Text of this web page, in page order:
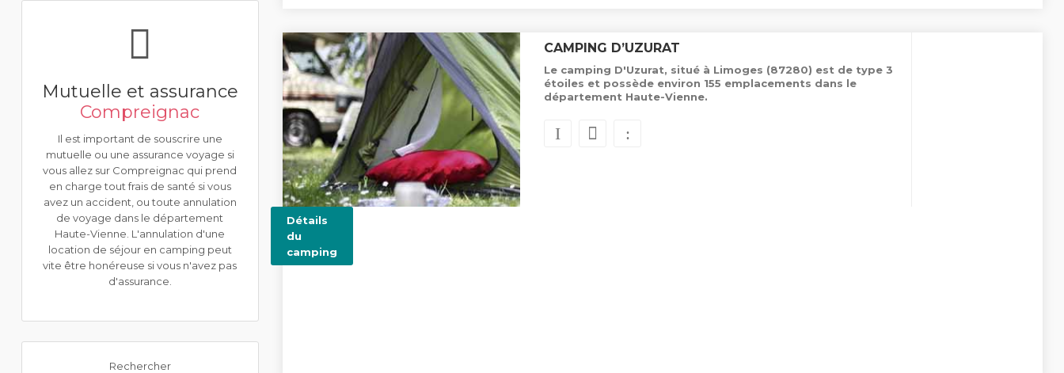
Mutuelle et assurance
Compreignac
Il est important de souscrire une
mutuelle ou une assurance voyage si
vous allez sur Compreignac qui prend
en charge tout frais de santé si vous
avez un accident, ou toute annulation
de voyage dans le département
Haute-Vienne. L'annulation d'une
location de séjour en camping peut
vite être honéreuse si vous n'avez pas
d'assurance.
Rechercher
CAMPING D’UZURAT
Le camping D'Uzurat, situé à Limoges (87280) est de type 3
étoiles et possède environ 155 emplacements dans le
département Haute-Vienne.
Détails
du
camping